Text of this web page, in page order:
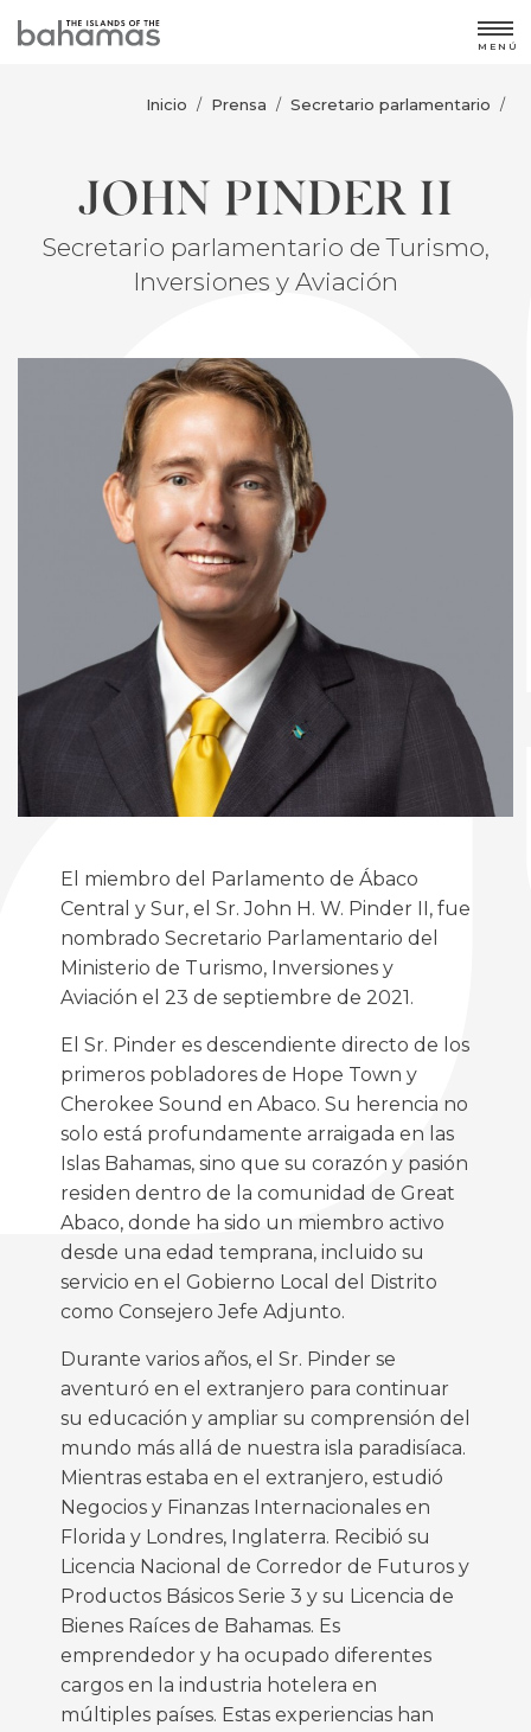
MENÚ
Inicio / Prensa / Secretario parlamentario /
JOHN PINDER II
Secretario parlamentario de Turismo,
Inversiones y Aviación
window)
El miembro del Parlamento de Ábaco
Central y Sur, el Sr. John H. W. Pinder II, fue
nombrado Secretario Parlamentario del
Ministerio de Turismo, Inversiones y
Aviación el 23 de septiembre de 2021.
El Sr. Pinder es descendiente directo de los
primeros pobladores de Hope Town y
Cherokee Sound en Abaco. Su herencia no
solo está profundamente arraigada en las
Islas Bahamas, sino que su corazón y pasión
residen dentro de la comunidad de Great
Abaco, donde ha sido un miembro activo
desde una edad temprana, incluido su
servicio en el Gobierno Local del Distrito
como Consejero Jefe Adjunto.
Durante varios años, el Sr. Pinder se
aventuró en el extranjero para continuar
su educación y ampliar su comprensión del
mundo más allá de nuestra isla paradisíaca.
Mientras estaba en el extranjero, estudió
Negocios y Finanzas Internacionales en
Florida y Londres, Inglaterra. Recibió su
Licencia Nacional de Corredor de Futuros y
Productos Básicos Serie 3 y su Licencia de
Bienes Raíces de Bahamas. Es
emprendedor y ha ocupado diferentes
cargos en la industria hotelera en
múltiples países. Estas experiencias han